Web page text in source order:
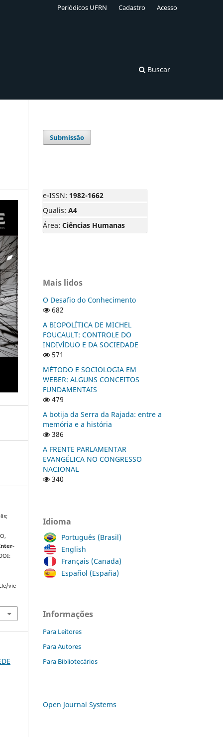
Buscar
Periódicos UFRN Cadastro Acesso
vie
Submissão
e-ISSN: 1982-1662
Qualis: A4
Área: Ciências Humanas
Mais lidos
O Desafio do Conhecimento
682
A BIOPOLÍTICA DE MICHEL
FOUCAULT: CONTROLE DO
INDIVÍDUO E DA SOCIEDADE
571
MÉTODO E SOCIOLOGIA EM
WEBER: ALGUNS CONCEITOS
FUNDAMENTAIS
479
A botija da Serra da Rajada: entre a
memória e a história
386
A FRENTE PARLAMENTAR
EVANGÉLICA NO CONGRESSO
NACIONAL
340
Idioma
Português (Brasil)
English
Français (Canada)
Español (España)
Informações
Para Leitores
Para Autores
Para Bibliotecários
Open Journal Systems